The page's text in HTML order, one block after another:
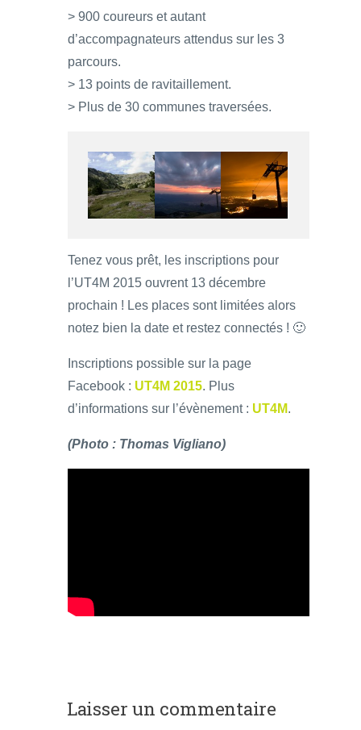
> 900 coureurs et autant
d’accompagnateurs attendus sur les 3
parcours.
> 13 points de ravitaillement.
> Plus de 30 communes traversées.
Tenez vous prêt, les inscriptions pour
l’UT4M 2015 ouvrent 13 décembre
prochain ! Les places sont limitées alors
notez bien la date et restez connectés ! 🙂
Inscriptions possible sur la page
Facebook : UT4M 2015. Plus
d’informations sur l’évènement : UT4M.
(Photo : Thomas Vigliano)
Laisser un commentaire